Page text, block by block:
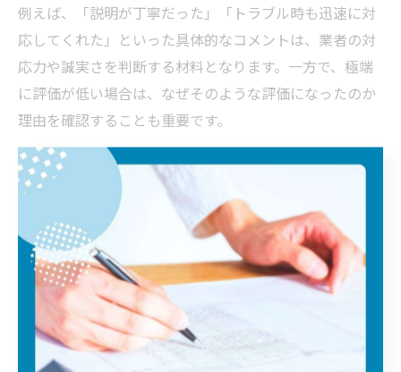
例えば、「説明が丁寧だった」「トラブル時も迅速に対
応してくれた」といった具体的なコメントは、業者の対
応力や誠実さを判断する材料となります。一方で、極端
に評価が低い場合は、なぜそのような評価になったのか
理由を確認することも重要です。
口コミはあくまで参考情報であり、すべてを鵜呑みにせ
ず複数の口コミサイトやSNSを併用して情報を集めまし
ょう。最終的には自分自身の希望や条件に合った業者か
どうかをしっかり見極めることが失敗防止につながりま
す。
創意工夫を活かした埼玉県リフォーム